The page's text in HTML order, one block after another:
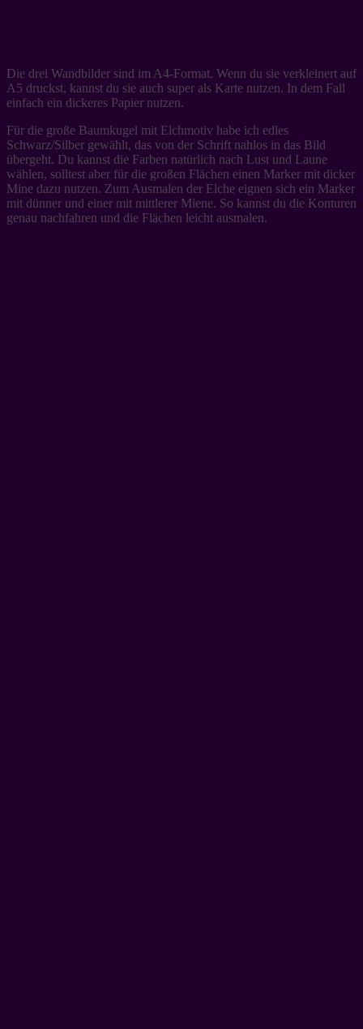
Die drei Wandbilder sind im A4-Format. Wenn du sie verkleinert auf
A5 druckst, kannst du sie auch super als Karte nutzen. In dem Fall
einfach ein dickeres Papier nutzen.
Für die große Baumkugel mit Elchmotiv habe ich edles
Schwarz/Silber gewählt, das von der Schrift nahlos in das Bild
übergeht. Du kannst die Farben natürlich nach Lust und Laune
wählen, solltest aber für die großen Flächen einen Marker mit dicker
Mine dazu nutzen. Zum Ausmalen der Elche eignen sich ein Marker
mit dünner und einer mit mittlerer Miene. So kannst du die Konturen
genau nachfahren und die Flächen leicht ausmalen.